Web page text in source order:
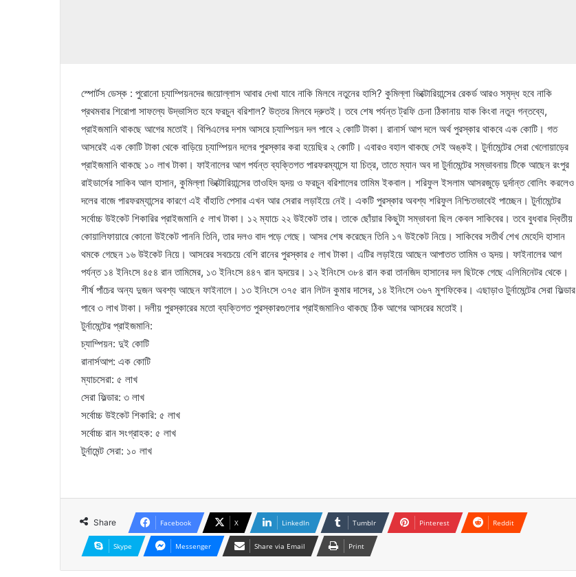
স্পোর্টস ডেস্ক : পুরোনো চ্যাম্পিয়নদের জয়োল্লাস আবার দেখা যাবে নাকি মিলবে নতুনের হাসি? কুমিল্লা ভিক্টোরিয়ান্সের রেকর্ড আরও সমৃদ্ধ হবে নাকি
প্রথমবার শিরোপা সাফল্যে উদ্ভাসিত হবে ফরচুন বরিশাল? উত্তর মিলবে দ্রুতই। তবে শেষ পর্যন্ত ট্রফি চেনা ঠিকানায় যাক কিংবা নতুন গন্তব্যে,
প্রাইজমানি থাকছে আগের মতোই। বিপিএলের দশম আসরে চ্যাম্পিয়ন দল পাবে ২ কোটি টাকা। রানার্স আপ দলে অর্থ পুরস্কার থাকবে এক কোটি। গত
আসরেই এক কোটি টাকা থেকে বাড়িয়ে চ্যাম্পিয়ন দলের পুরস্কার করা হয়েছির ২ কোটি। এবারও বহাল থাকছে সেই অঙ্কই। টুর্নামেন্টের সেরা খেলোয়াড়ের
প্রাইজমানি থাকছে ১০ লাখ টাকা। ফাইনালের আগ পর্যন্ত ব্যক্তিগত পারফরম্যান্সে যা চিত্র, তাতে ম্যান অব দা টুর্নামেন্টের সম্ভাবনায় টিকে আছেন রংপুর
রাইডার্সের সাকিব আল হাসান, কুমিল্লা ভিক্টোরিয়ান্সের তাওহিদ হৃদয় ও ফরচুন বরিশালের তামিম ইকবাল। শরিফুল ইসলাম আসরজুড়ে দুর্দান্ত বোলিং করলেও
দলের বাজে পারফরম্যান্সের কারণে এই বাঁহাতি পেসার এখন আর সেরার লড়াইয়ে নেই। একটি পুরস্কার অবশ্য শরিফুল নিশ্চিতভাবেই পাচ্ছেন। টুর্নামেন্টের
সর্বোচ্চ উইকেট শিকারির প্রাইজমানি ৫ লাখ টাকা। ১২ ম্যাচে ২২ উইকেট তার। তাকে ছোঁয়ার কিছুটা সম্ভাবনা ছিল কেবল সাকিবের। তবে বুধবার দ্বিতীয়
কোয়ালিফায়ারে কোনো উইকেট পাননি তিনি, তার দলও বাদ পড়ে গেছে। আসর শেষ করেছেন তিনি ১৭ উইকেট নিয়ে। সাকিবের সতীর্থ শেখ মেহেদি হাসান
থমকে গেছেন ১৬ উইকেট নিয়ে। আসরের সবচেয়ে বেশি রানের পুরস্কার ৫ লাখ টাকা। এটির লড়াইয়ে আছেন আপাতত তামিম ও হৃদয়। ফাইনালের আগ
পর্যন্ত ১৪ ইনিংসে ৪৫৪ রান তামিমের, ১৩ ইনিংসে ৪৪৭ রান হৃদয়ের। ১২ ইনিংসে ৩৮৪ রান করা তানজিদ হাসানের দল ছিটকে গেছে এলিমিনেটর থেকে।
শীর্ষ পাঁচের অন্য দুজন অবশ্য আছেন ফাইনালে। ১৩ ইনিংসে ৩৭৫ রান লিটন কুমার দাসের, ১৪ ইনিংসে ৩৬৭ মুশফিকের। এছাড়াও টুর্নামেন্টের সেরা ফিল্ডার
পাবে ৩ লাখ টাকা। দলীয় পুরস্কারের মতো ব্যক্তিগত পুরস্কারগুলোর প্রাইজমানিও থাকছে ঠিক আগের আসরের মতোই।
টুর্নামেন্টের প্রাইজমানি:
চ্যাম্পিয়ন: দুই কোটি
রানার্সআপ: এক কোটি
ম্যাচসেরা: ৫ লাখ
সেরা ফিল্ডার: ৩ লাখ
সর্বোচ্চ উইকেট শিকারি: ৫ লাখ
সর্বোচ্চ রান সংগ্রাহক: ৫ লাখ
টুর্নামেন্ট সেরা: ১০ লাখ
Share Facebook X LinkedIn Tumblr Pinterest Reddit
Skype Messenger Share via Email Print